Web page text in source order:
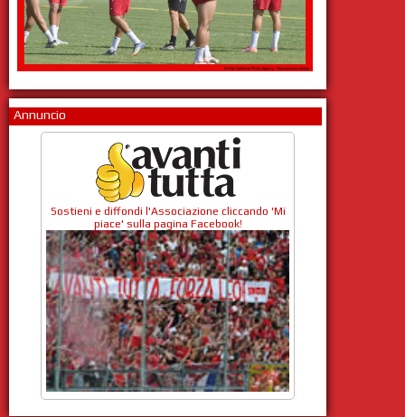
Annuncio
Sostieni e diffondi l'Associazione cliccando 'Mi
piace' sulla pagina Facebook!